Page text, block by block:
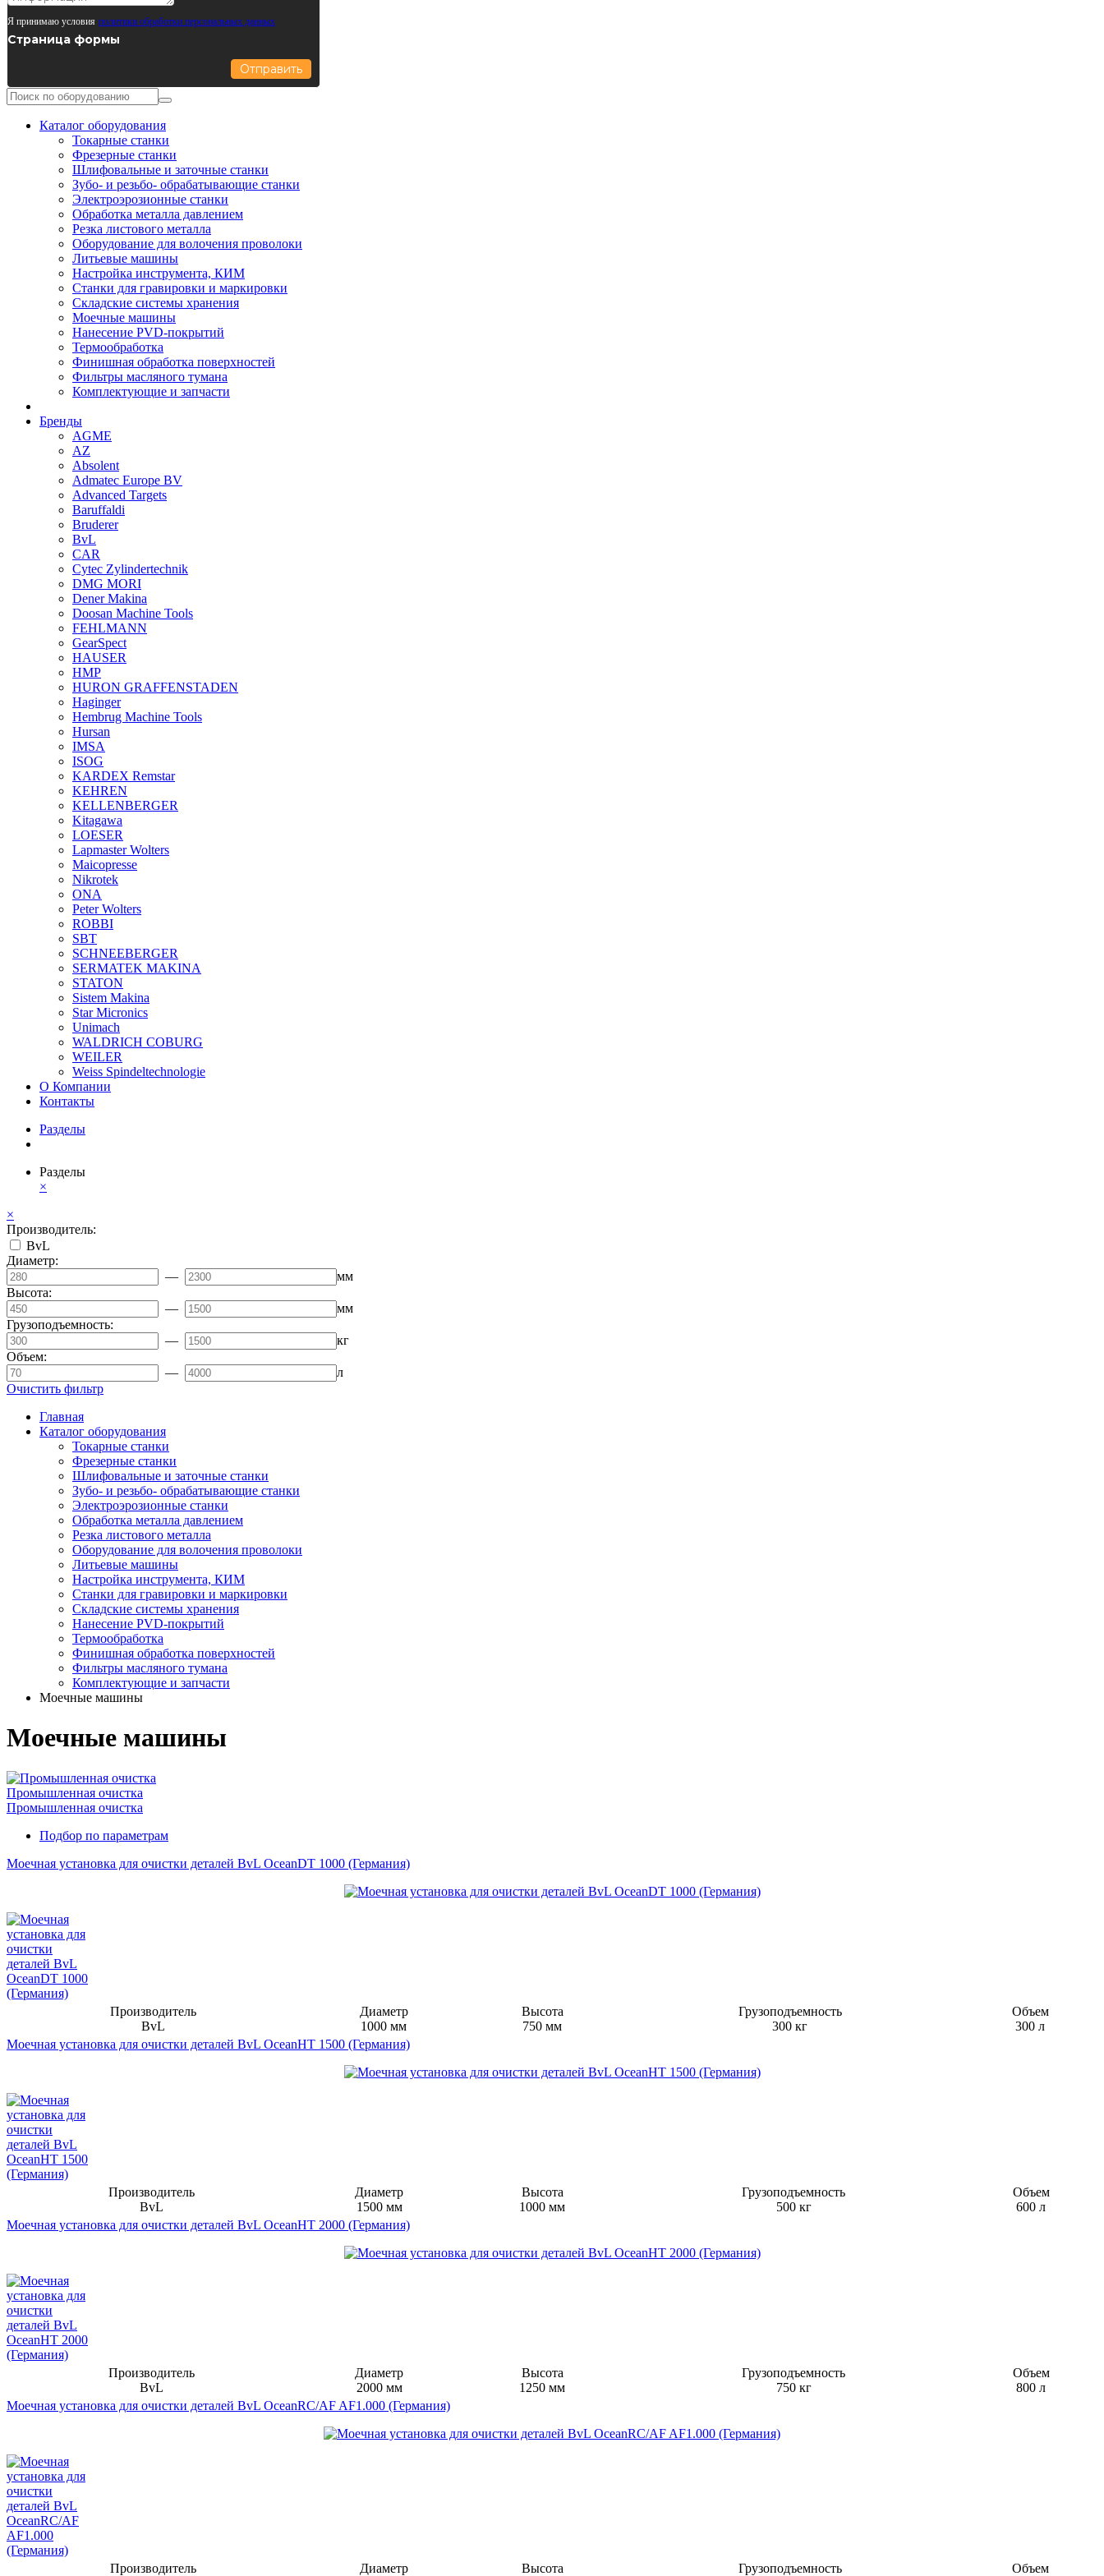
Я принимаю условия политики обработки персональных данных
Страница формы
Отправить
Каталог оборудования
Токарные станки
Фрезерные станки
Шлифовальные и заточные станки
Зубо- и резьбо- обрабатывающие станки
Электроэрозионные станки
Обработка металла давлением
Резка листового металла
Оборудование для волочения проволоки
Литьевые машины
Настройка инструмента, КИМ
Станки для гравировки и маркировки
Складские системы хранения
Моечные машины
Нанесение PVD-покрытий
Термообработка
Финишная обработка поверхностей
Фильтры масляного тумана
Комплектующие и запчасти
Бренды
AGME
AZ
Absolent
Admatec Europe BV
Advanced Targets
Baruffaldi
Bruderer
BvL
CAR
Cytec Zylindertechnik
DMG MORI
Dener Makina
Doosan Machine Tools
FEHLMANN
GearSpect
HAUSER
HMP
HURON GRAFFENSTADEN
Haginger
Hembrug Machine Tools
Hursan
IMSA
ISOG
KARDEX Remstar
KEHREN
KELLENBERGER
Kitagawa
LOESER
Lapmaster Wolters
Maicopresse
Nikrotek
ONA
Peter Wolters
ROBBI
SBT
SCHNEEBERGER
SERMATEK MAKINA
STATON
Sistem Makina
Star Micronics
Unimach
WALDRICH COBURG
WEILER
Weiss Spindeltechnologie
О Компании
Контакты
Разделы
Разделы
×
×
Производитель:
BvL
Диаметр:
—
мм
Высота:
—
мм
Грузоподъемность:
—
кг
Объем:
—
л
Очистить фильтр
Главная
Каталог оборудования
Токарные станки
Фрезерные станки
Шлифовальные и заточные станки
Зубо- и резьбо- обрабатывающие станки
Электроэрозионные станки
Обработка металла давлением
Резка листового металла
Оборудование для волочения проволоки
Литьевые машины
Настройка инструмента, КИМ
Станки для гравировки и маркировки
Складские системы хранения
Нанесение PVD-покрытий
Термообработка
Финишная обработка поверхностей
Фильтры масляного тумана
Комплектующие и запчасти
Моечные машины
Моечные машины
Промышленная очистка
Промышленная очистка
Подбор по параметрам
Моечная установка для очистки деталей BvL OceanDT 1000 (Германия)
Производитель
BvL
Диаметр
1000 мм
Высота
750 мм
Грузоподъемность
300 кг
Объем
300 л
Моечная установка для очистки деталей BvL OceanHT 1500 (Германия)
Производитель
BvL
Диаметр
1500 мм
Высота
1000 мм
Грузоподъемность
500 кг
Объем
600 л
Моечная установка для очистки деталей BvL OceanHT 2000 (Германия)
Производитель
BvL
Диаметр
2000 мм
Высота
1250 мм
Грузоподъемность
750 кг
Объем
800 л
Моечная установка для очистки деталей BvL OceanRC/AF AF1.000 (Германия)
Производитель
Диаметр
Высота
Грузоподъемность
Объем